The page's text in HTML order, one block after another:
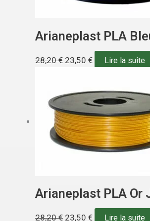
Arianeplast PLA
28,20€ 23,50 € Lire la suite
Arianeplast PLA Or
28,20€ 23,50 € Lire la suite